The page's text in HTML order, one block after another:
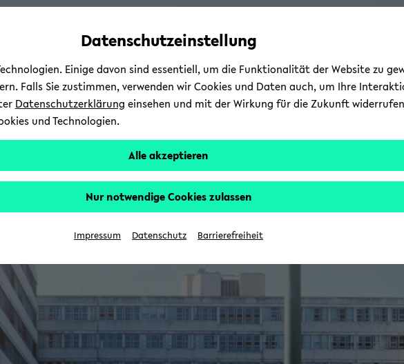
Automatische
vermeiden
skip
main
skip
main
skip
footer
Datenschutzeinstellung
Einige davon sind essentiell, um die Funktionalität der Website zu
Falls Sie zustimmen, verwenden wir Cookies und Daten auch, um Ihre
Datenschutzerklärung einsehen und mit der Wirkung für die Zukunft
und Technologien.
Alle akzeptieren
Nur notwendige Cookies zulassen
Impressum Datenschutz Barrierefreiheit